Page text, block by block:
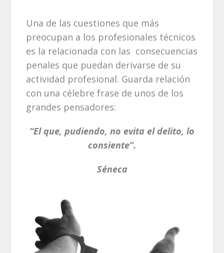
Una de las cuestiones que más
preocupan a los profesionales técnicos
es la relacionada con las consecuencias
penales que puedan derivarse de su
actividad profesional. Guarda relación
con una célebre frase de unos de los
grandes pensadores:
“El que, pudiendo, no evita el delito, lo
consiente”.
Séneca